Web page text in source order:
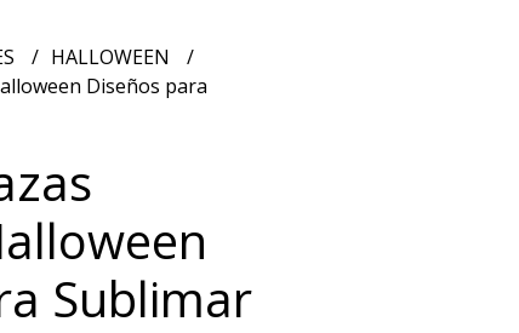
HALLOWEEN
Diseños para
Sublimar